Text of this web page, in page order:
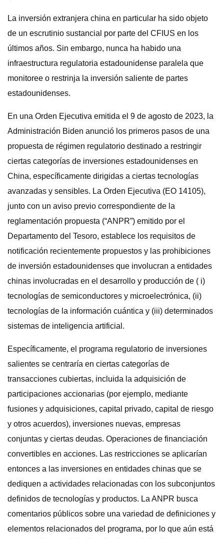
La inversión extranjera china en particular ha sido objeto
de un escrutinio sustancial por parte del CFIUS en los
últimos años. Sin embargo, nunca ha habido una
infraestructura regulatoria estadounidense paralela que
monitoree o restrinja la inversión saliente de partes
estadounidenses.
En una Orden Ejecutiva emitida el 9 de agosto de 2023, la
Administración Biden anunció los primeros pasos de una
propuesta de régimen regulatorio destinado a restringir
ciertas categorías de inversiones estadounidenses en
China, específicamente dirigidas a ciertas tecnologías
avanzadas y sensibles. La Orden Ejecutiva (EO 14105),
junto con un aviso previo correspondiente de la
reglamentación propuesta (“ANPR”) emitido por el
Departamento del Tesoro, establece los requisitos de
notificación recientemente propuestos y las prohibiciones
de inversión estadounidenses que involucran a entidades
chinas involucradas en el desarrollo y producción de ( i)
tecnologías de semiconductores y microelectrónica, (ii)
tecnologías de la información cuántica y (iii) determinados
sistemas de inteligencia artificial.
Específicamente, el programa regulatorio de inversiones
salientes se centraría en ciertas categorías de
transacciones cubiertas, incluida la adquisición de
participaciones accionarias (por ejemplo, mediante
fusiones y adquisiciones, capital privado, capital de riesgo
y otros acuerdos), inversiones nuevas, empresas
conjuntas y ciertas deudas. Operaciones de financiación
convertibles en acciones. Las restricciones se aplicarían
entonces a las inversiones en entidades chinas que se
dediquen a actividades relacionadas con los subconjuntos
definidos de tecnologías y productos. La ANPR busca
comentarios públicos sobre una variedad de definiciones y
elementos relacionados del programa, por lo que aún está